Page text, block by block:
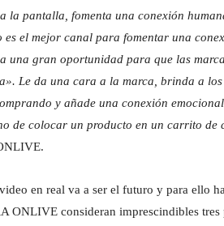
la pantalla, fomenta una conexión
el mejor canal para fomentar una
una gran oportunidad para que las
Le da una cara a la marca, brinda a
y añade una conexión
de colocar un producto en un carrito de
en real va a ser el futuro y para ello
ONLIVE consideran imprescindibles tres